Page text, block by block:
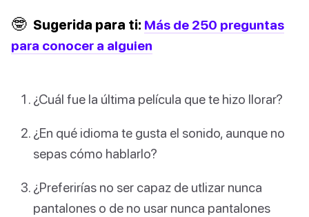
🤓 Sugerida para ti: Más de 250 preguntas
para conocer a alguien
¿Cuál fue la última película que te hizo llorar?
¿En qué idioma te gusta el sonido, aunque no
sepas cómo hablarlo?
¿Preferirías no ser capaz de utlizar nunca
pantalones o de no usar nunca pantalones